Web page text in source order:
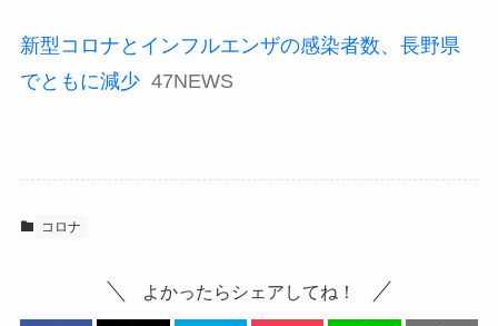
新型コロナとインフルエンザの感染者数、長野県
でともに減少 47NEWS
コロナ
よかったらシェアしてね！